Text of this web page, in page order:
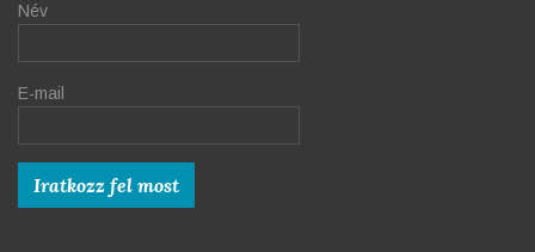
Név
E-mail